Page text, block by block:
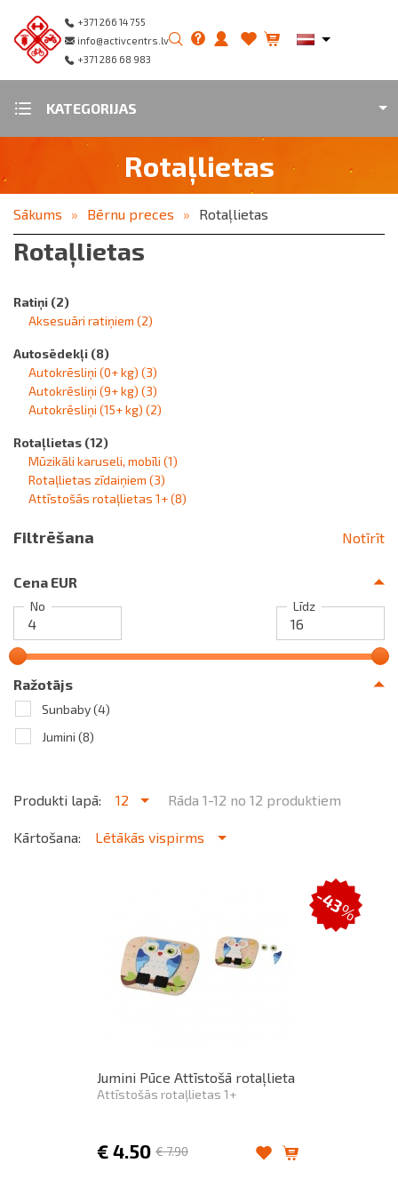
+371 266 14 755
info@activcentrs.lv
+371 286 68 983
KATEGORIJAS
Rotaļlietas
Sākums Bērnu preces Rotaļlietas
Rotaļlietas
Ratiņi (2)
Aksesuāri ratiņiem (2)
Autosēdekļi (8)
Autokrēsliņi (0+ kg) (3)
Autokrēsliņi (9+ kg) (3)
Autokrēsliņi (15+ kg) (2)
Rotaļlietas (12)
Mūzikāli karuseli, mobīli (1)
Rotaļlietas zīdaiņiem (3)
Attīstošās rotaļlietas 1+(8)
Filtrēšana Notīrīt
Cena EUR
No Līdz
Ražotājs
Sunbaby(4)
Jumini (8)
Produkti lapā: 12 Rāda 1-12 no 12 produktiem
Kārtošana: Lētākās vispirms
Jumini Pūce Attīstošā rotaļlieta
Attīstošās rotaļlietas 1+
€ 4.50 €7.90
-43%